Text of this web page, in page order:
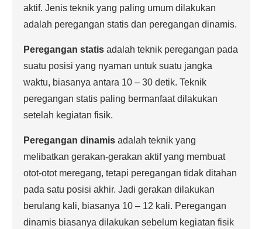
aktif. Jenis teknik yang paling umum dilakukan
adalah peregangan statis dan peregangan dinamis.
Peregangan statis adalah teknik peregangan pada
suatu posisi yang nyaman untuk suatu jangka
waktu, biasanya antara 10 – 30 detik. Teknik
peregangan statis paling bermanfaat dilakukan
setelah kegiatan fisik.
Peregangan dinamis adalah teknik yang
melibatkan gerakan-gerakan aktif yang membuat
otot-otot meregang, tetapi peregangan tidak ditahan
pada satu posisi akhir. Jadi gerakan dilakukan
berulang kali, biasanya 10 – 12 kali. Peregangan
dinamis biasanya dilakukan sebelum kegiatan fisik